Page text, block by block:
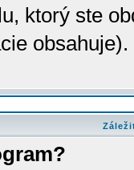
ktorý ste